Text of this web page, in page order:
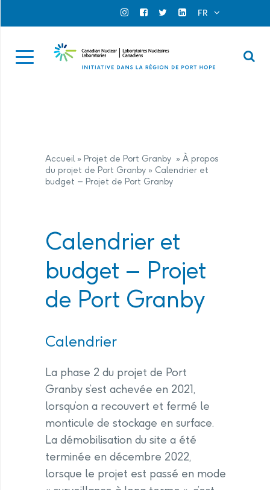
Official InstagramOfficial Facebook
Official TwitterOfficial Linkedin
FR
Accueil» Projet de Port Granby » À propos
du projet de Port Granby » Calendrier et
budget – Projet de Port Granby
Calendrier et
budget – Projet
de Port Granby
Calendrier
La phase 2 du projet de Port
Granby s’est achevée en 2021,
lorsqu’on a recouvert et fermé le
monticule de stockage en surface.
La démobilisation du site a été
terminée en décembre 2022,
lorsque le projet est passé en mode